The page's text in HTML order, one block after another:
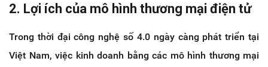
2. Lợi ích của mô hình thương mại điện tử
Trong thời đại công nghệ số 4.0 ngày càng phát triển tại
Việt Nam, việc kinh doanh bằng các mô hình thương mại